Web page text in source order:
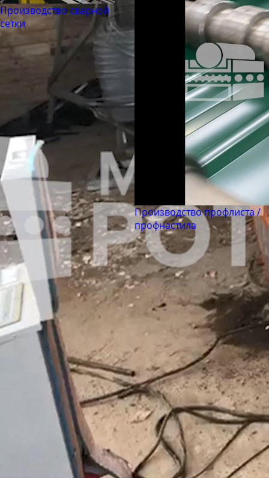
Труба бесшовная 203
Труба бесшовная 219
Труба бесшовная 245
Труба бесшовная 273
Труба бесшовная 299
Труба бесшовная 325
Труба бесшовная 330
Труба бесшовная 351
Труба бесшовная 377
Труба бесшовная 402
Труба бесшовная 426
Труба бесшовная 450
Труба бесшовная 480
Труба бесшовная 530
Труба бесшовная 550
Производство сварной
сетки
Производство профлиста /
профнастила